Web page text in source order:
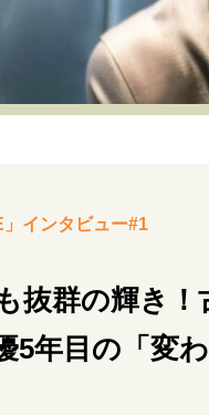
リーダーの流儀
40代からの景色
地域とつながる/お金
インタビュー#1
抜群の輝き
年目の「変